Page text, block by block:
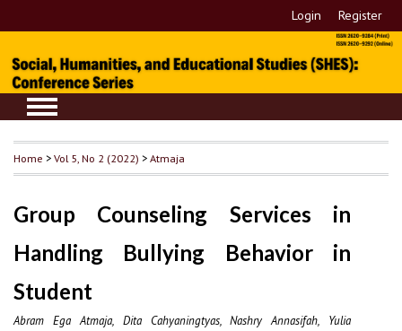
Login Register
Home >Vol 5, No 2 (2022) >Atmaja
Group Counseling Services in
Handling Bullying Behavior in
Student
Abram Ega Atmaja, Dita Cahyaningtyas, Nashry Annasifah, Yulia